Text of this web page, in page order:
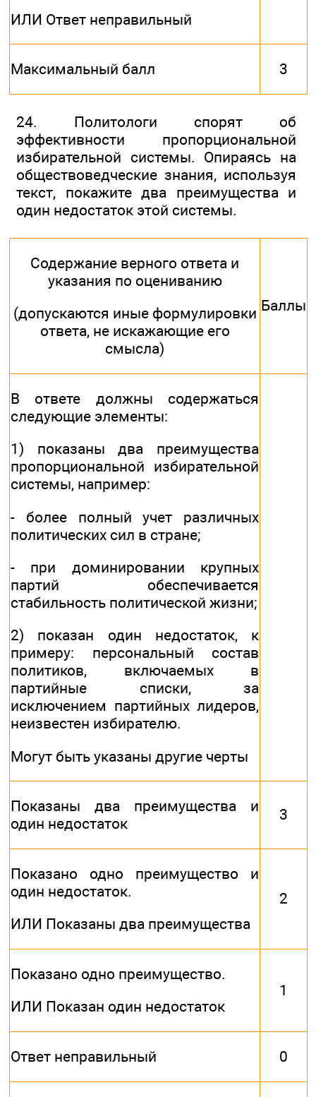
ИЛИ Ответ неправильный
Максимальный балл 3
24. Политологи спорят об
эффективности пропорциональной
избирательной системы. Опираясь на
обществоведческие знания, используя
текст, покажите два преимущества и
один недостаток этой системы.
Содержание верного ответа и
указания по оцениванию
(допускаются иные формулировки
ответа, не искажающие его
смысла)
Баллы
В ответе должны содержаться
следующие элементы:
1) показаны два преимущества
пропорциональной избирательной
системы, например:
- более полный учет различных
политических сил в стране;
- при доминировании крупных
партий обеспечивается
стабильность политической жизни;
2) показан один недостаток, к
примеру: персональный состав
политиков, включаемых в
партийные списки, за
исключением партийных лидеров,
неизвестен избирателю.
Могут быть указаны другие черты
Показаны два преимущества и
один недостаток
3
Показано одно преимущество и
один недостаток.
ИЛИ Показаны два преимущества
2
Показано одно преимущество.
ИЛИ Показан один недостаток
1
Ответ неправильный 0